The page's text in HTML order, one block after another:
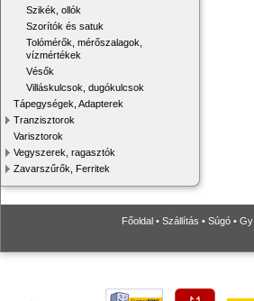
Szikék, ollók
Szorítók és satuk
Tolómérők, mérőszalagok,
vízmértékek
Vésők
Villáskulcsok, dugókulcsok
Tápegységek, Adapterek
Tranzisztorok
Varisztorok
Vegyszerek, ragasztók
Zavarszűrők, Ferritek
Főoldal • Szállítás • Súgó •